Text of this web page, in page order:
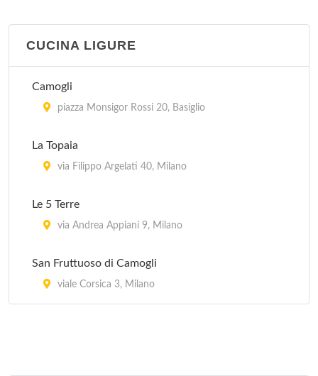
CUCINA LIGURE
Camogli
piazza Monsigor Rossi 20, Basiglio
La Topaia
via Filippo Argelati 40, Milano
Le 5 Terre
via Andrea Appiani 9, Milano
San Fruttuoso di Camogli
viale Corsica 3, Milano